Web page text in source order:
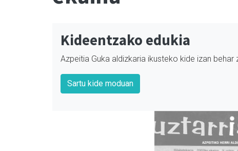
Kideentzako edukia
Azpeitia Guka aldizkaria ikusteko kide izan behar
Sartu kide moduan